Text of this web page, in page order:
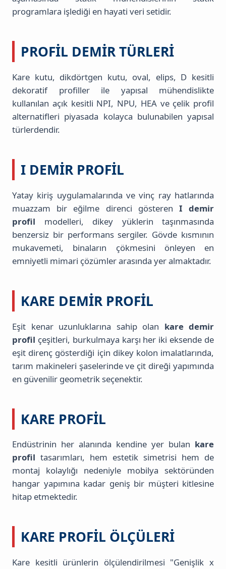
programlara işlediği en hayati veri setidir.
PROFIL DEMIR TÜRLERI
Kare kutu, dikdörtgen kutu, oval, elips, D kesitli
dekoratif profiller ile yapısal mühendislikte
kullanılan açık kesitli NPI, NPU, HEA ve çelik profil
alternatifleri piyasada kolayca bulunabilen yapısal
türlerdendir.
I DEMIR PROFIL
Yatay kiriş uygulamalarında ve vinç ray hatlarında
muazzam bir eğilme direnci gösteren I demir
profil modelleri, dikey yüklerin taşınmasında
benzersiz bir performans sergiler. Gövde kısmının
mukavemeti, binaların çökmesini önleyen en
emniyetli mimari çözümler arasında yer almaktadır.
KARE DEMIR PROFIL
Eşit kenar uzunluklarına sahip olan kare demir
profil çeşitleri, burkulmaya karşı her iki eksende de
eşit direnç gösterdiği için dikey kolon imalatlarında,
tarım makineleri şaselerinde ve çit direği yapımında
en güvenilir geometrik seçenektir.
KARE PROFIL
Endüstrinin her alanında kendine yer bulan kare
profil tasarımları, hem estetik simetrisi hem de
montaj kolaylığı nedeniyle mobilya sektöründen
hangar yapımına kadar geniş bir müşteri kitlesine
hitap etmektedir.
KARE PROFIL ÖLÇÜLERI
Kare kesitli ürünlerin ölçülendirilmesi "Genişlik x